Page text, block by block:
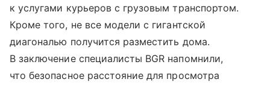
к услугами курьеров с грузовым транспортом.
Кроме того, не все модели с гигантской
диагональю получится разместить дома.
В заключение специалисты BGR напомнили,
что безопасное расстояние для просмотра